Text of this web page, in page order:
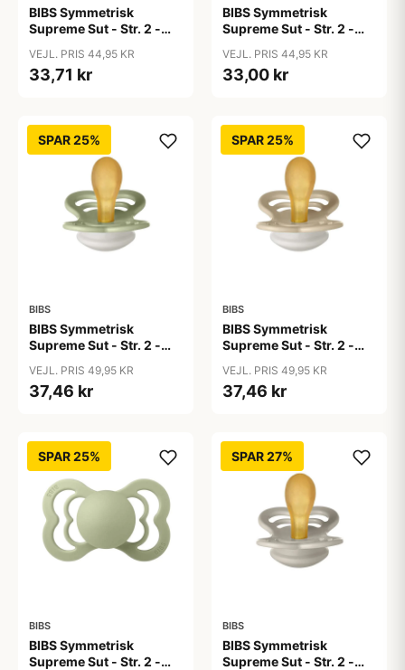
BIBS Symmetrisk
Supreme Sut - Str. 2 -
VEJL. PRIS 44,95 KR
33,71 kr
BIBS Symmetrisk
Supreme Sut - Str. 2 -
VEJL. PRIS 44,95 KR
33,00 kr
SPAR 25%
BIBS
BIBS Symmetrisk
Supreme Sut - Str. 2 -
Sage
VEJL. PRIS 49,95 KR
37,46 kr
SPAR 25%
BIBS
BIBS Symmetrisk
Supreme Sut - Str. 2 -
Vanilla
VEJL. PRIS 49,95 KR
37,46 kr
SPAR 25%
BIBS
BIBS Symmetrisk
Supreme Sut - Str. 2 -
SPAR 27%
BIBS
BIBS Symmetrisk
Supreme Sut - Str. 2 -